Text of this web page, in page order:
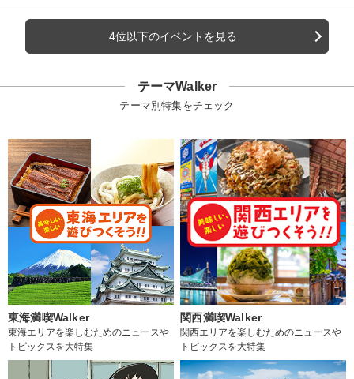
4位以下のイベントを見る
テーマWalker
テーマ別特集をチェック
東海満喫Walker
東海エリアを楽しむためのニュースや
トピックスを大特集
関西満喫Walker
関西エリアを楽しむためのニュースや
トピックスを大特集